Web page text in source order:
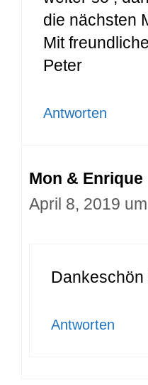
die nächsten
Mit
Peter
Antworten
Mon & Enrique
April 8, 2019
Dankeschön
Antworten